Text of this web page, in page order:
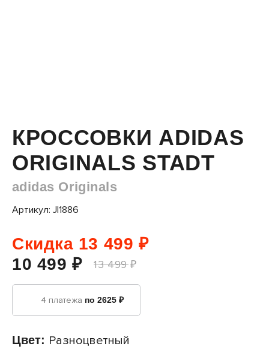
КРОССОВКИ ADIDAS
ORIGINALS STADT
adidas Originals
Артикул: JI1886
Скидка 13 499 ₽
10 499 ₽
13 499 ₽
4 платежа по 2625 ₽
Цвет: Разноцветный